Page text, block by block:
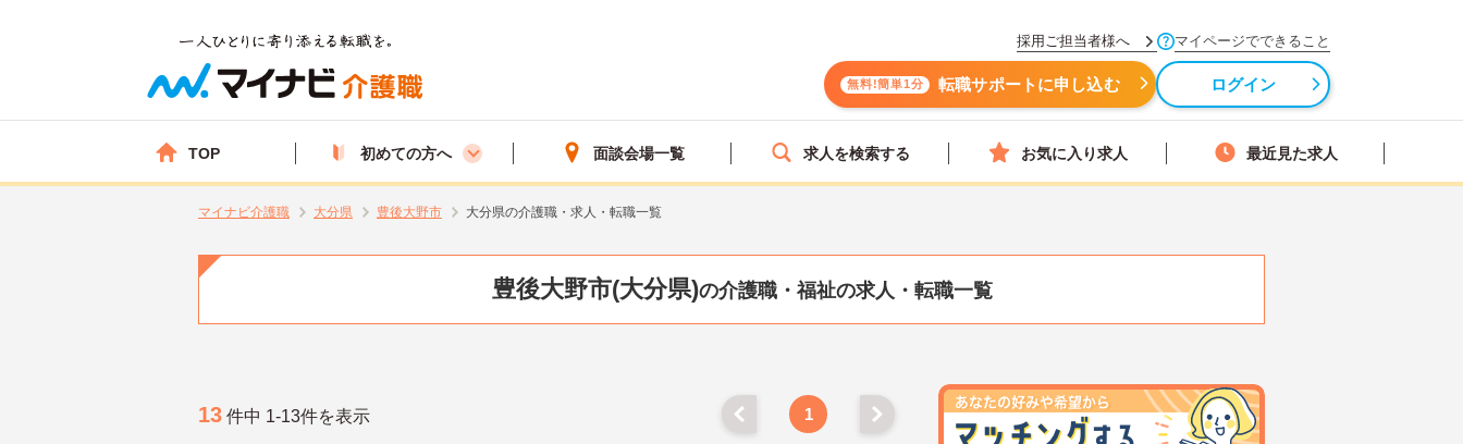
採用ご担当者様へ マイページでできること
無料!簡単1分 転職サポートに申し込む ログイン
TOP 初めての方へ 面談会場一覧 求人を検索する お気に入り求人 最近見た求人
マイナビ介護職 大分県 豊後大野市 大分県の介護職・求人・転職一覧
豊後大野市(大分県)の介護職・福祉の求人・転職一覧
13 件中 1-13件を表示 1